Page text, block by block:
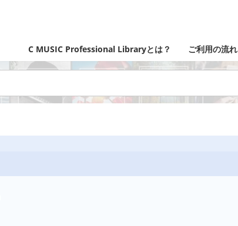
C MUSIC Professional Libraryとは？ ご利用の流れ